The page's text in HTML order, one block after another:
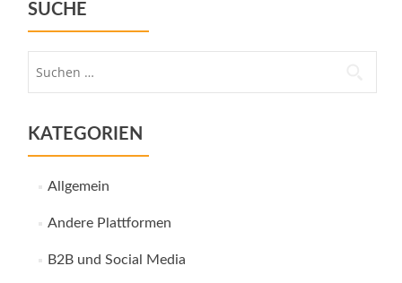
SUCHE
KATEGORIEN
Allgemein
Andere Plattformen
B2B und Social Media